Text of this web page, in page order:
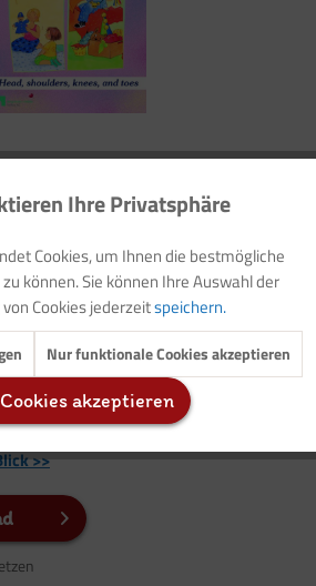
Englisch im Kindergarten werden die
sie müssten (z. B. Englisch) lernen,
Aussicht wie der Schlüssel zu einer
>>
Aktiv
Inaktiv
Inaktiv
Inaktiv
Ihre Privatsphäre
Cookies, um Ihnen die bestmögliche
können. Sie können Ihre Auswahl der
Cookies jederzeitspeichern.
Nur funktionale Cookies akzeptieren
akzeptieren